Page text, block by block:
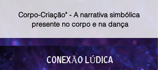
Corpo-Criação" - A narrativa simbólica
presente no corpo e na dança
conexÃO lÚdica